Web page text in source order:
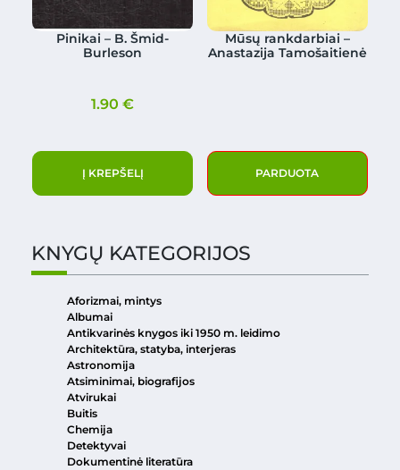
Pinikai – B. Šmid-
Burleson
1.90€
Į KREPŠELĮ
Mūsų rankdarbiai –
Anastazija Tamošaitienė
PARDUOTA
KNYGŲ KATEGORIJOS
Aforizmai, mintys
Albumai
Antikvarinės knygos iki 1950 m. leidimo
Architektūra, statyba, interjeras
Astronomija
Atsiminimai, biografijos
Atvirukai
Buitis
Chemija
Detektyvai
Dokumentinė literatūra